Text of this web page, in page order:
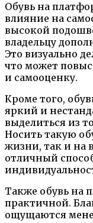
Обувь на
влияние на
высокой
владельцу
Это визуально
что может
и самооценку.
Кроме того,
яркий и
выделиться из
Носить такую
жизни, так и на
отличный
Также обувь на
практичной.
ощущаются